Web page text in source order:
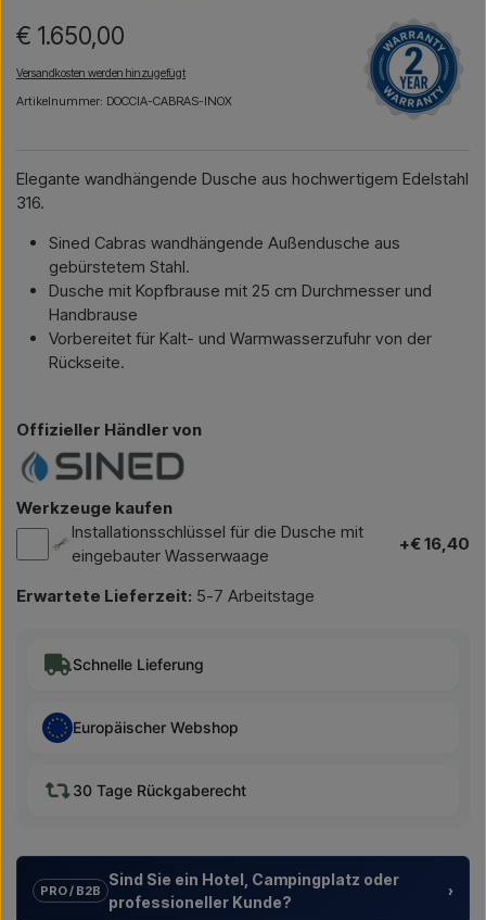
€ 1.650,00
Versandkosten werden hinzugefügt
Artikelnummer: DOCCIA-CABRAS-INOX
Elegante wandhängende Dusche aus hochwertigem Edelstahl
316.
Sined Cabras wandhängende Außendusche aus
gebürstetem Stahl.
Dusche mit Kopfbrause mit 25 cm Durchmesser und
Handbrause
Vorbereitet für Kalt- und Warmwasserzufuhr von der
Rückseite.
Offizieller Händler von
Werkzeuge kaufen
Installationsschlüssel für die Dusche mit
eingebauter Wasserwaage
+€ 16,40
Erwartete Lieferzeit: 5-7 Arbeitstage
Schnelle Lieferung
Europäischer Webshop
30 Tage Rückgaberecht
PRO / B2B
Sind Sie ein Hotel, Campingplatz oder
professioneller Kunde?
›